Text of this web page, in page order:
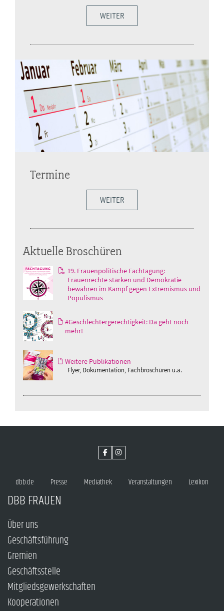
WEITER
Termine
WEITER
Aktuelle Broschüren
19. Frauenpolitische Fachtagung:
Frauenrechte stärken und Demokratie
bewahren im Kampf gegen Extremismus und
Populismus
#Geschlechtergerechtigkeit: Da geht noch
mehr!
Weitere Publikationen
Flyer, Dokumentation, Fachbroschüren u.a.
dbb.de Presse Mediathek Veranstaltungen Lexikon
DBB FRAUEN
Über uns
Geschäftsführung
Gremien
Geschäftsstelle
Mitgliedsgewerkschaften
Kooperationen